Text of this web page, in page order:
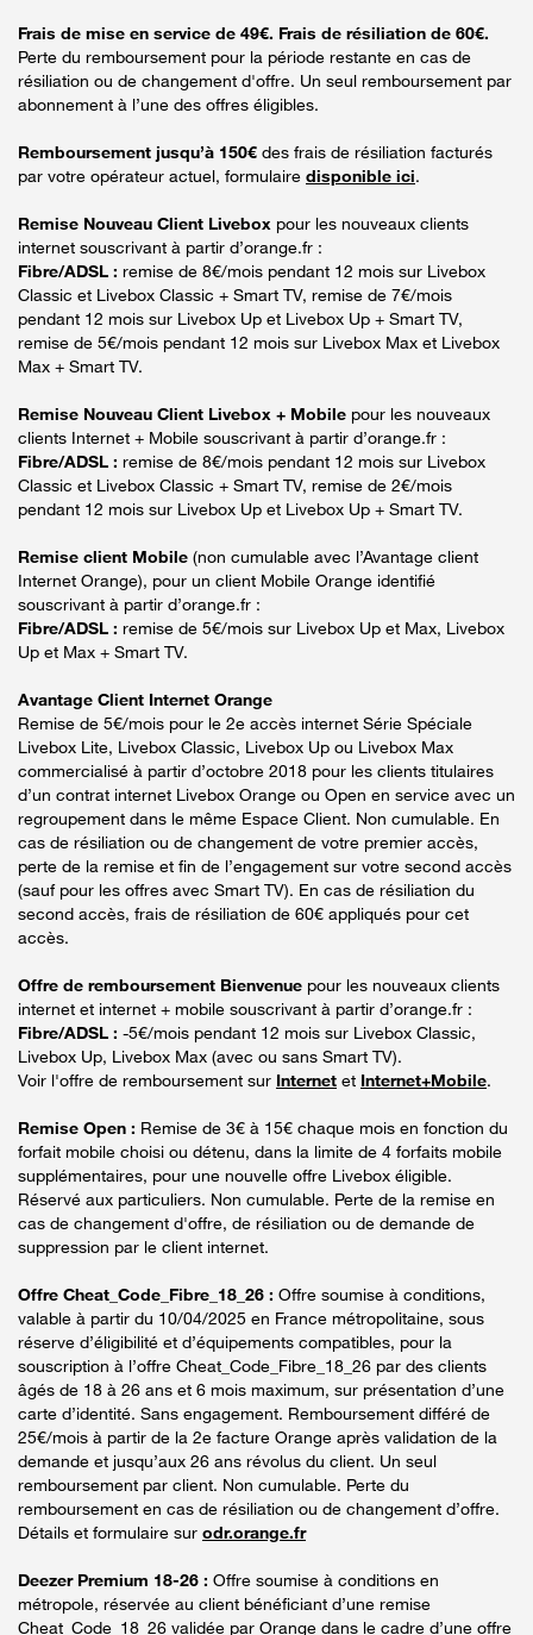
Frais de mise en service de 49€. Frais de résiliation de 60€.
Perte du remboursement pour la période restante en cas de
résiliation ou de changement d'offre. Un seul remboursement par
abonnement à l’une des offres éligibles.
Remboursement jusqu’à 150€ des frais de résiliation facturés
par votre opérateur actuel, formulaire disponible ici.
Remise Nouveau Client Livebox pour les nouveaux clients
internet souscrivant à partir d’orange.fr :
Fibre/ADSL : remise de 8€/mois pendant 12 mois sur Livebox
Classic et Livebox Classic + Smart TV, remise de 7€/mois
pendant 12 mois sur Livebox Up et Livebox Up + Smart TV,
remise de 5€/mois pendant 12 mois sur Livebox Max et Livebox
Max + Smart TV.
Remise Nouveau Client Livebox + Mobile pour les nouveaux
clients Internet + Mobile souscrivant à partir d’orange.fr :
Fibre/ADSL : remise de 8€/mois pendant 12 mois sur Livebox
Classic et Livebox Classic + Smart TV, remise de 2€/mois
pendant 12 mois sur Livebox Up et Livebox Up + Smart TV.
Remise client Mobile (non cumulable avec l’Avantage client
Internet Orange), pour un client Mobile Orange identifié
souscrivant à partir d’orange.fr :
Fibre/ADSL : remise de 5€/mois sur Livebox Up et Max, Livebox
Up et Max + Smart TV.
Avantage Client Internet Orange
Remise de 5€/mois pour le 2e accès internet Série Spéciale
Livebox Lite, Livebox Classic, Livebox Up ou Livebox Max
commercialisé à partir d’octobre 2018 pour les clients titulaires
d’un contrat internet Livebox Orange ou Open en service avec un
regroupement dans le même Espace Client. Non cumulable. En
cas de résiliation ou de changement de votre premier accès,
perte de la remise et fin de l’engagement sur votre second accès
(sauf pour les offres avec Smart TV). En cas de résiliation du
second accès, frais de résiliation de 60€ appliqués pour cet
accès.
Offre de remboursement Bienvenue pour les nouveaux clients
internet et internet + mobile souscrivant à partir d’orange.fr :
Fibre/ADSL : -5€/mois pendant 12 mois sur Livebox Classic,
Livebox Up, Livebox Max (avec ou sans Smart TV).
Voir l'offre de remboursement sur Internet et Internet+Mobile.
Remise Open : Remise de 3€ à 15€ chaque mois en fonction du
forfait mobile choisi ou détenu, dans la limite de 4 forfaits mobile
supplémentaires, pour une nouvelle offre Livebox éligible.
Réservé aux particuliers. Non cumulable. Perte de la remise en
cas de changement d'offre, de résiliation ou de demande de
suppression par le client internet.
Offre Cheat_Code_Fibre_18_26 : Offre soumise à conditions,
valable à partir du 10/04/2025 en France métropolitaine, sous
réserve d’éligibilité et d’équipements compatibles, pour la
souscription à l’offre Cheat_Code_Fibre_18_26 par des clients
âgés de 18 à 26 ans et 6 mois maximum, sur présentation d’une
carte d’identité. Sans engagement. Remboursement différé de
25€/mois à partir de la 2e facture Orange après validation de la
demande et jusqu’aux 26 ans révolus du client. Un seul
remboursement par client. Non cumulable. Perte du
remboursement en cas de résiliation ou de changement d’offre.
Détails et formulaire sur odr.orange.fr
Deezer Premium 18-26 : Offre soumise à conditions en
métropole, réservée au client bénéficiant d’une remise
Cheat_Code_18_26 validée par Orange dans le cadre d’une offre